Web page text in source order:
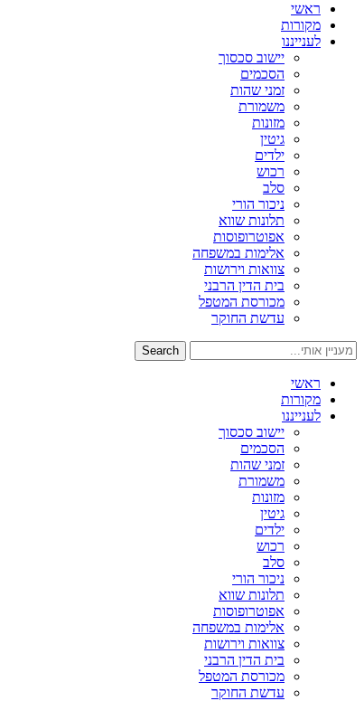
ראשי
מקורות
לענייננו
יישוב סכסוך
הסכמים
זמני שהות
משמורת
מזונות
גיטין
ילדים
רכוש
סלב
ניכור הורי
תלונות שווא
אפוטרופוסות
אלימות במשפחה
צוואות וירושות
בית הדין הרבני
מכורסת המטפל
עדשת החוקר
Search
ראשי
מקורות
לענייננו
יישוב סכסוך
הסכמים
זמני שהות
משמורת
מזונות
גיטין
ילדים
רכוש
סלב
ניכור הורי
תלונות שווא
אפוטרופוסות
אלימות במשפחה
צוואות וירושות
בית הדין הרבני
מכורסת המטפל
עדשת החוקר